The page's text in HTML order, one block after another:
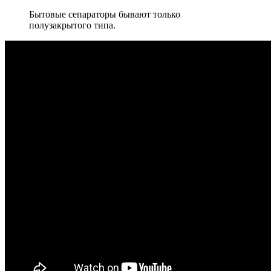
Бытовые сепараторы бывают только
полузакрытого типа.